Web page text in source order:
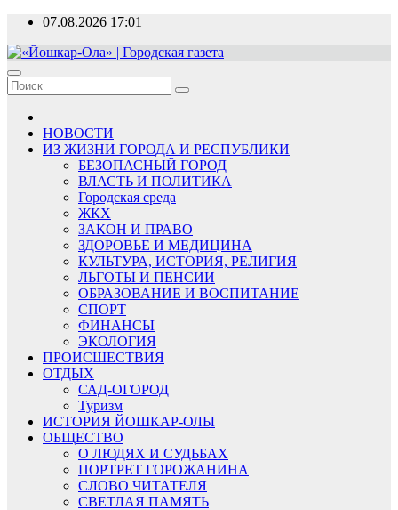
Перейти
содержимому
07.08.2026 17:01
«Йошкар-Ола» | Городская газета
Новости, события, люди
НОВОСТИ
ИЗ ЖИЗНИ ГОРОДА И РЕСПУБЛИКИ
БЕЗОПАСНЫЙ ГОРОД
ВЛАСТЬ И ПОЛИТИКА
Городская среда
ЖКХ
ЗАКОН И ПРАВО
ЗДОРОВЬЕ И МЕДИЦИНА
КУЛЬТУРА, ИСТОРИЯ, РЕЛИГИЯ
ЛЬГОТЫ И ПЕНСИИ
ОБРАЗОВАНИЕ И ВОСПИТАНИЕ
СПОРТ
ФИНАНСЫ
ЭКОЛОГИЯ
ПРОИСШЕСТВИЯ
ОТДЫХ
САД-ОГОРОД
Туризм
ИСТОРИЯ ЙОШКАР-ОЛЫ
ОБЩЕСТВО
О ЛЮДЯХ И СУДЬБАХ
ПОРТРЕТ ГОРОЖАНИНА
СЛОВО ЧИТАТЕЛЯ
СВЕТЛАЯ ПАМЯТЬ